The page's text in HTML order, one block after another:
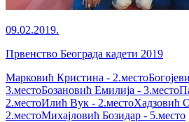
09.02.2019.
Првенство Београда кадети 2019
Марковић Кристина -
3.местоБозановић Емилија -
2.местоИлић Вук - 2.местоХадзовић
2.местоМихајловић Бозидар - 5.место